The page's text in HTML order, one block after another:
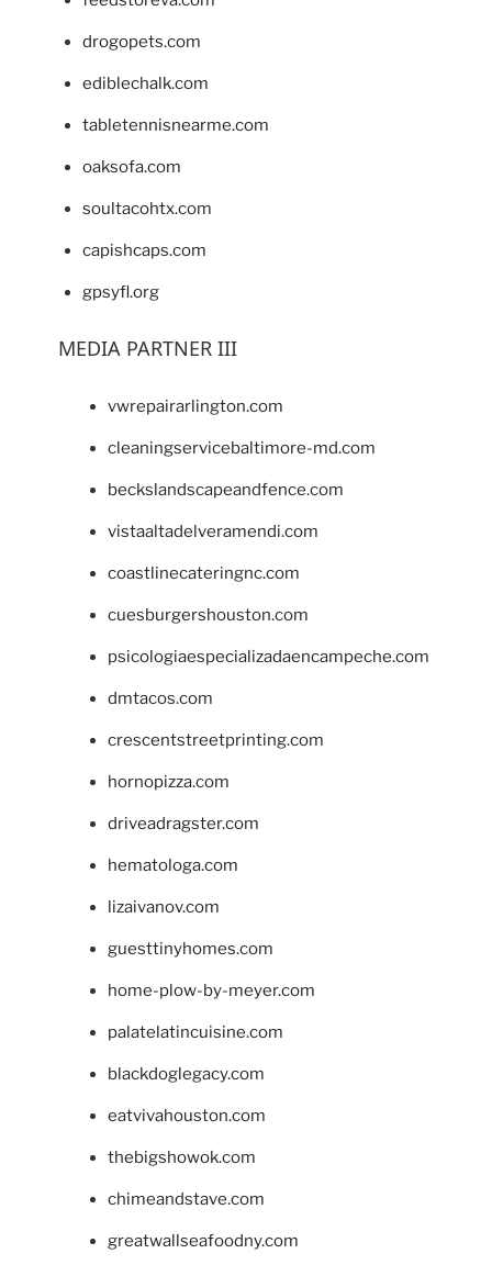
drogopets.com
ediblechalk.com
tabletennisnearme.com
oaksofa.com
soultacohtx.com
capishcaps.com
gpsyfl.org
MEDIA PARTNER III
vwrepairarlington.com
cleaningservicebaltimore-md.com
beckslandscapeandfence.com
vistaaltadelveramendi.com
coastlinecateringnc.com
cuesburgershouston.com
psicologiaespecializadaencampeche.com
dmtacos.com
crescentstreetprinting.com
hornopizza.com
driveadragster.com
hematologa.com
lizaivanov.com
guesttinyhomes.com
home-plow-by-meyer.com
palatelatincuisine.com
blackdoglegacy.com
eatvivahouston.com
thebigshowok.com
chimeandstave.com
greatwallseafoodny.com